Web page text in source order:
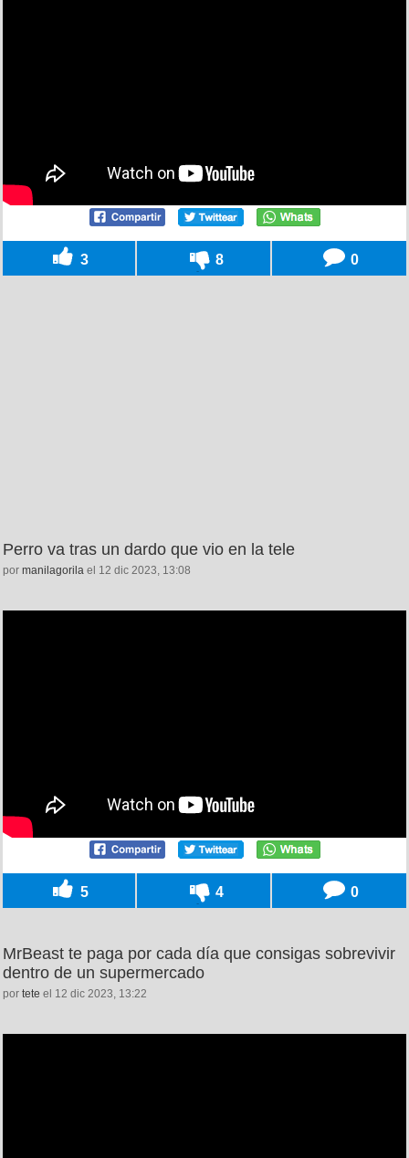
3 8 0
Perro va tras un dardo que vio en la tele
por manilagorila el 12 dic 2023, 13:08
5 4 0
MrBeast te paga por cada día que consigas sobrevivir
dentro de un supermercado
por tete el 12 dic 2023, 13:22